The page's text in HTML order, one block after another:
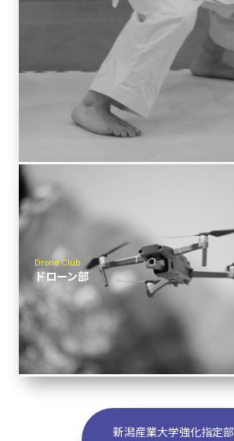
Drone Club
ドローン部
新潟産業大学強化指定部